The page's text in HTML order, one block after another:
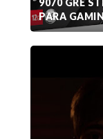
9070 GRE
PARA